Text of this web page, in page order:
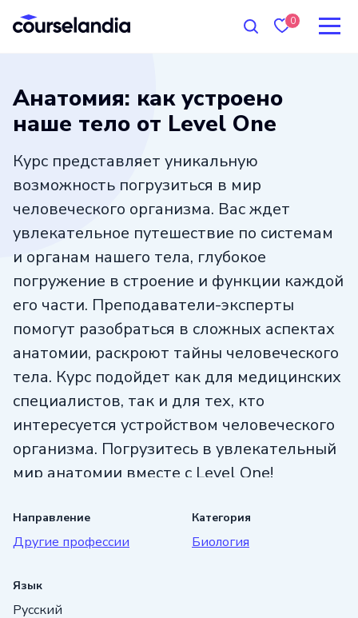
0
Анатомия: как устроено
наше тело от Level One
Курс представляет уникальную
возможность погрузиться в мир
человеческого организма. Вас ждет
увлекательное путешествие по системам
и органам нашего тела, глубокое
погружение в строение и функции каждой
его части. Преподаватели-эксперты
помогут разобраться в сложных аспектах
анатомии, раскроют тайны человеческого
тела. Курс подойдет как для медицинских
специалистов, так и для тех, кто
интересуется устройством человеческого
организма. Погрузитесь в увлекательный
мир анатомии вместе с Level One!
Направление
Другие профессии
Категория
Биология
Язык
Русский